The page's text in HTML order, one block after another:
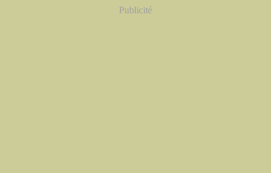
Publicité